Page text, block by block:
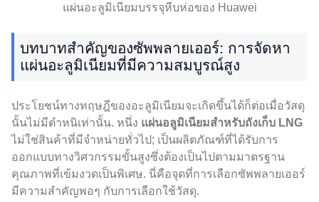
แผ่นอะลูมิเนียมบรรจุหีบห่อของ Huawei
บทบาทสำคัญของซัพพลายเออร์: การจัดหา
แผ่นอะลูมิเนียมที่มีความสมบูรณ์สูง
ประโยชน์ทางทฤษฎีของอะลูมิเนียมจะเกิดขึ้นได้ก็ต่อเมื่อวัสดุ
นั้นไม่มีตำหนิเท่านั้น. หนึ่ง แผ่นอลูมิเนียมสำหรับถังเก็บ LNG
ไม่ใช่สินค้าที่มีจำหน่ายทั่วไป; เป็นผลิตภัณฑ์ที่ได้รับการ
ออกแบบทางวิศวกรรมขั้นสูงซึ่งต้องเป็นไปตามมาตรฐาน
คุณภาพที่เข้มงวดเป็นพิเศษ. นี่คือจุดที่การเลือกซัพพลายเออร์
มีความสำคัญพอๆ กับการเลือกใช้วัสดุ.